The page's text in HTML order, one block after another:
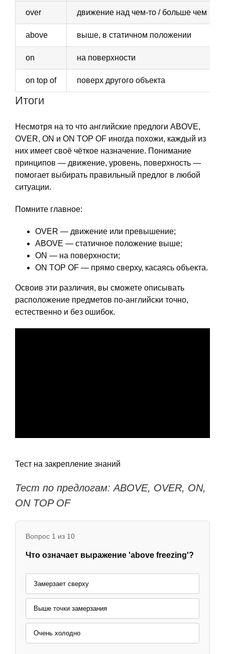
over движение над чем-то / больше чем
above выше, в статичном положении
on на поверхности
on top of поверх другого объекта
Итоги
Несмотря на то что английские предлоги ABOVE,
OVER, ON и ON TOP OF иногда похожи, каждый из
них имеет своё чёткое назначение. Понимание
принципов — движение, уровень, поверхность —
помогает выбирать правильный предлог в любой
ситуации.
Помните главное:
OVER — движение или превышение;
ABOVE — статичное положение выше;
ON — на поверхности;
ON TOP OF — прямо сверху, касаясь объекта.
Освоив эти различия, вы сможете описывать
расположение предметов по-английски точно,
естественно и без ошибок.
Тест на закрепление знаний
Тест по предлогам: ABOVE, OVER, ON,
ON TOP OF
Вопрос 1 из 10
Что означает выражение 'above freezing'?
Замерзает сверху
Выше точки замерзания
Очень холодно